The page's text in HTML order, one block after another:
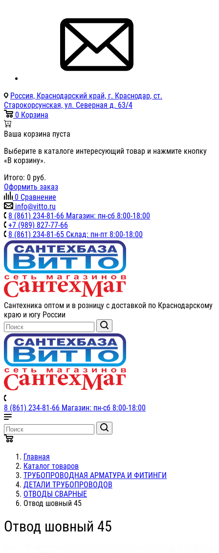
Россия, Краснодарский край, г. Краснодар, ст.
Старокорсунская, ул. Северная д. 63/4
0 Корзина
Ваша корзина пуста
Выберите в каталоге интересующий товар и нажмите кнопку
«В корзину».
Итого: 0 руб.
Оформить заказ
0 Сравнение
info@vitto.ru
8 (861) 234-81-66 Магазин: пн-сб 8:00-18:00
+7 (989) 827-77-66
8 (861) 234-81-65 Склад: пн-пт 8:00-18:00
Сантехника оптом и в розницу с доставкой по Краснодарскому
краю и югу России
8 (861) 234-81-66 Магазин: пн-сб 8:00-18:00
Главная
Каталог товаров
ТРУБОПРОВОДНАЯ АРМАТУРА И ФИТИНГИ
ДЕТАЛИ ТРУБОПРОВОДОВ
ОТВОДЫ СВАРНЫЕ
Отвод шовный 45
Отвод шовный 45